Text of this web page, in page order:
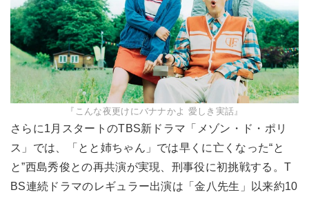
『こんな夜更けにバナナかよ 愛しき実話』
さらに1月スタートのTBS新ドラマ「メゾン・ド・ポリ
ス」では、「とと姉ちゃん」では早くに亡くなった“と
と”西島秀俊との再共演が実現、刑事役に初挑戦する。T
BS連続ドラマのレギュラー出演は「金八先生」以来約10